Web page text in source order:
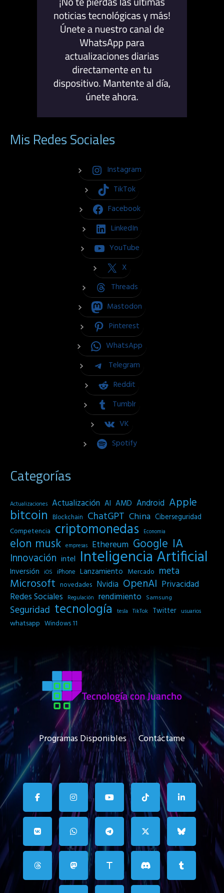
Mis Redes Sociales
Instagram
TikTok
Facebook
LinkedIn
YouTube
X
Threads
Mastodon
Pinterest
WhatsApp
Telegram
Reddit
Tumblr
VK
Spotify
Categorías
Actualizaciones Actualización AI AMD Android Apple
bitcoin Blockchain ChatGPT China Ciberseguridad
Competencia criptomonedas Economia
elon musk empresas Ethereum Google IA
Innovación intel Inteligencia Artificial
Inversión iOS iPhone Lanzamiento Mercado meta
Microsoft novedades Nvidia OpenAI Privacidad
Redes Sociales
Regulación rendimiento Samsung
Seguridad tecnología tesla TikTok Twitter usuarios
whatsapp Windows 11
Programas Disponibles Contáctame